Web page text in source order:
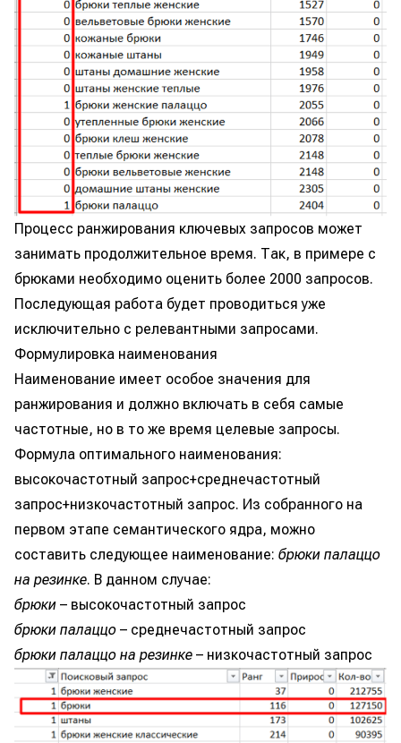
Процесс ранжирования ключевых запросов может
занимать продолжительное время. Так, в примере с
брюками необходимо оценить более 2000 запросов.
Последующая работа будет проводиться уже
исключительно с релевантными запросами.
Формулировка наименования
Наименование имеет особое значения для
ранжирования и должно включать в себя самые
частотные, но в то же время целевые запросы.
Формула оптимального наименования:
высокочастотный запрос+среднечастотный
запрос+низкочастотный запрос. Из собранного на
первом этапе семантического ядра, можно
составить следующее наименование: брюки палаццо
на резинке. В данном случае:
брюки – высокочастотный запрос
брюки палаццо – среднечастотный запрос
брюки палаццо на резинке – низкочастотный запрос